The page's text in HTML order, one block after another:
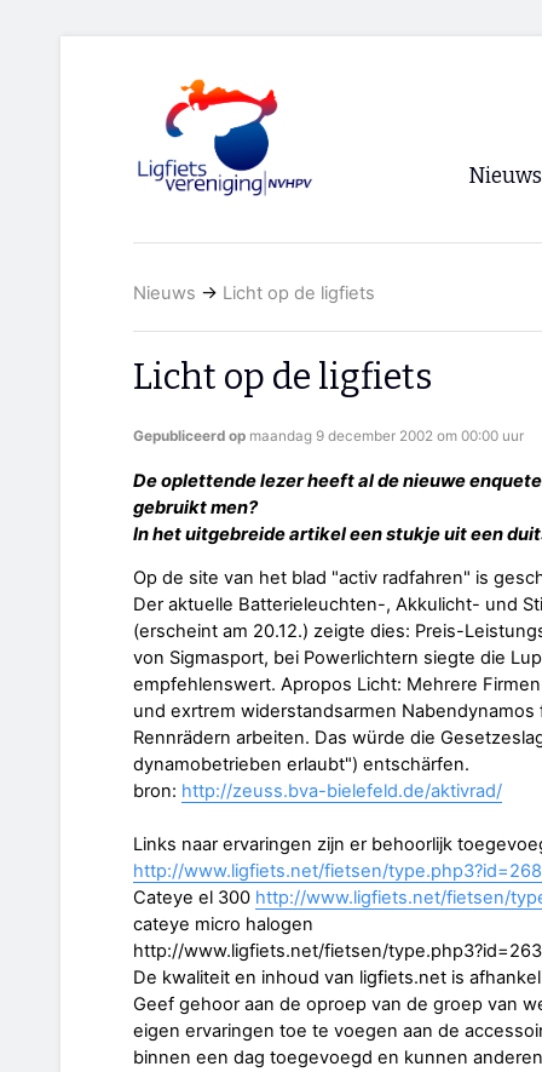
Nieuws
Nieuws → Licht op de ligfiets
Licht op de ligfiets
Gepubliceerd op maandag 9 december 2002 om 00:00 uur
De oplettende lezer heeft al de nieuwe
gebruikt men?
In het uitgebreide artikel een stukje uit een
Op de site van het blad "activ radfahren" is
Der aktuelle Batterieleuchten-, Akkulicht- und
(erscheint am 20.12.) zeigte dies: Preis-
von Sigmasport, bei Powerlichtern siegte die
empfehlenswert. Apropos Licht: Mehrere
und exrtrem widerstandsarmen
Rennrädern arbeiten. Das würde die
dynamobetrieben erlaubt") entschärfen.
bron: http://zeuss.bva-bielefeld.de/aktivrad/
Links naar ervaringen zijn er behoorlijk
http://www.ligfiets.net/fietsen/type.php3?id=268
Cateye el 300 http://www.ligfiets.net/fietsen/
cateye micro halogen
http://www.ligfiets.net/fietsen/type.php3?id=263
De kwaliteit en inhoud van ligfiets.net is
Geef gehoor aan de oproep van de groep van
eigen ervaringen toe te voegen aan de
binnen een dag toegevoegd en kunnen